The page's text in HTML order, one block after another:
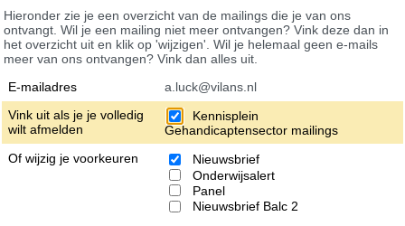
Hieronder zie je een overzicht van de mailings die je van ons
ontvangt. Wil je een mailing niet meer ontvangen? Vink deze dan in
het overzicht uit en klik op 'wijzigen'. Wil je helemaal geen e-mails
meer van ons ontvangen? Vink dan alles uit.
E-mailadres
a.luck@vilans.nl
Vink uit als je je volledig
wilt afmelden
Kennisplein
Gehandicaptensector mailings
Of wijzig je voorkeuren
Nieuwsbrief
Onderwijsalert
Panel
Nieuwsbrief Balc 2